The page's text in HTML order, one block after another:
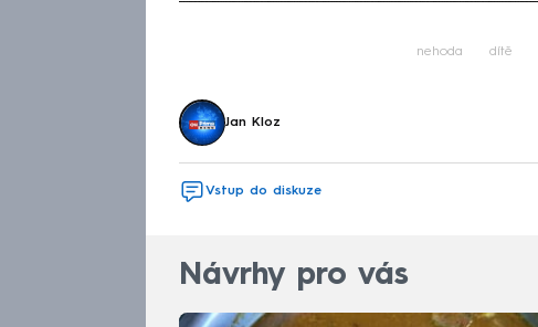
nehoda dítě
Jan Kloz
Vstup do diskuze
Návrhy pro vás